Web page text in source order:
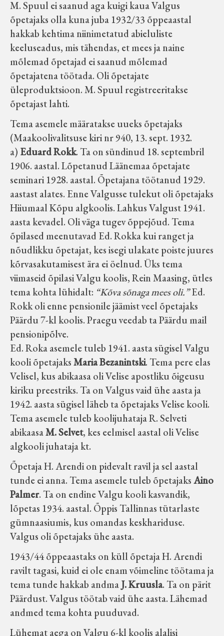
M. Spuul ei saanud aga kuigi kaua Valgus
õpetajaks olla kuna juba 1932/33 õppeaastal
hakkab kehtima niinimetatud abieluliste
keeluseadus, mis tähendas, et mees ja naine
mõlemad õpetajad ei saanud mõlemad
õpetajatena töötada. Oli õpetajate
üleproduktsioon. M. Spuul registreeritakse
õpetajast lahti.
Tema asemele määratakse uueks õpetajaks
(Maakoolivalitsuse kiri nr 940, 13. sept. 1932.
a) Eduard Rokk. Ta on sündinud 18. septembril
1906. aastal. Lõpetanud Läänemaa õpetajate
seminari 1928. aastal. Õpetajana töötanud 1929.
aastast alates. Enne Valgusse tulekut oli õpetajaks
Hiiumaal Kõpu algkoolis. Lahkus Valgust 1941.
aasta kevadel. Oli väga tugev õppejõud. Tema
õpilased meenutavad Ed. Rokka kui ranget ja
nõudlikku õpetajat, kes isegi ulakate poiste juures
kõrvasakutamisest ära ei öelnud. Üks tema
viimaseid õpilasi Valgu koolis, Rein Maasing, ütles
tema kohta lühidalt: “Kõva sõnaga mees oli.”Ed.
Rokk oli enne pensionile jäämist veel õpetajaks
Päärdu 7-kl koolis. Praegu veedab ta Päärdu mail
pensionipõlve.
Ed. Roka asemele tuleb 1941. aasta sügisel Valgu
kooli õpetajaksMaria Bezanintski. Tema pere elas
Velisel, kus abikaasa oli Velise apostliku õigeusu
kiriku preestriks. Ta on Valgus vaid ühe aasta ja
1942. aasta sügisel läheb ta õpetajaks Velise kooli.
Tema asemele tuleb koolijuhataja R. Selveti
abikaasaM. Selvet, kes eelmisel aastal oli Velise
algkooli juhataja kt.
Õpetaja H. Arendi on pidevalt ravil ja sel aastal
tunde ei anna. Tema asemele tuleb õpetajaksAino
Palmer. Ta on endine Valgu kooli kasvandik,
lõpetas 1934. aastal. Õppis Tallinnas tütarlaste
gümnaasiumis, kus omandas keskhariduse.
Valgus oli õpetajaks ühe aasta.
1943/44 õppeaastaks on küll õpetaja H. Arendi
ravilt tagasi, kuid ei ole enam võimeline töötama ja
tema tunde hakkab andmaJ. Kruusla. Ta on pärit
Päärdust. Valgus töötab vaid ühe aasta. Lähemad
andmed tema kohta puuduvad.
Lühemat aega on Valgu 6-kl koolis alalisi